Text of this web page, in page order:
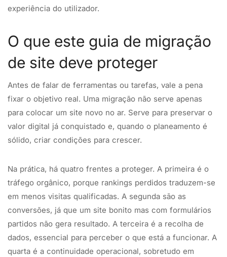
experiência do utilizador.
O que este guia de migração
de site deve proteger
Antes de falar de ferramentas ou tarefas, vale a pena
fixar o objetivo real. Uma migração não serve apenas
para colocar um site novo no ar. Serve para preservar o
valor digital já conquistado e, quando o planeamento é
sólido, criar condições para crescer.
Na prática, há quatro frentes a proteger. A primeira é o
tráfego orgânico, porque rankings perdidos traduzem-se
em menos visitas qualificadas. A segunda são as
conversões, já que um site bonito mas com formulários
partidos não gera resultado. A terceira é a recolha de
dados, essencial para perceber o que está a funcionar. A
quarta é a continuidade operacional, sobretudo em